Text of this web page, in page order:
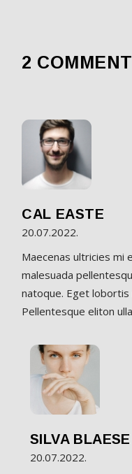
2
CAL EASTE
20.07.2022.
Maecenas ultricies mi
malesuada
natoque. Eget lobortis
Pellentesque eliton
SILVA BLAESE
20.07.2022.